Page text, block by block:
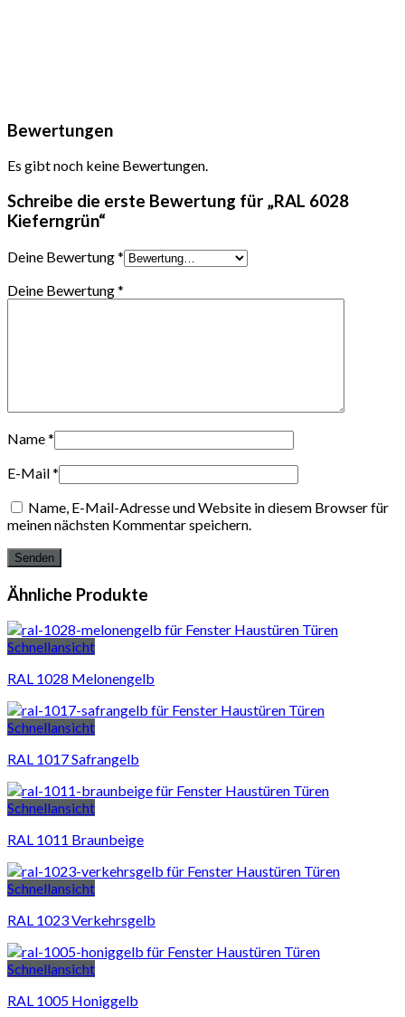
Bewertungen
Es gibt noch keine Bewertungen.
Schreibe die erste Bewertung für „RAL 6028
Kieferngrün“
Deine Bewertung*
Deine Bewertung*
Name*
E-Mail*
Name, E-Mail-Adresse und Website in diesem Browser für
meinen nächsten Kommentar speichern.
Ähnliche Produkte
Schnellansicht
RAL 1028 Melonengelb
Schnellansicht
RAL 1017 Safrangelb
Schnellansicht
RAL 1011 Braunbeige
Schnellansicht
RAL 1023 Verkehrsgelb
Schnellansicht
RAL 1005 Honiggelb